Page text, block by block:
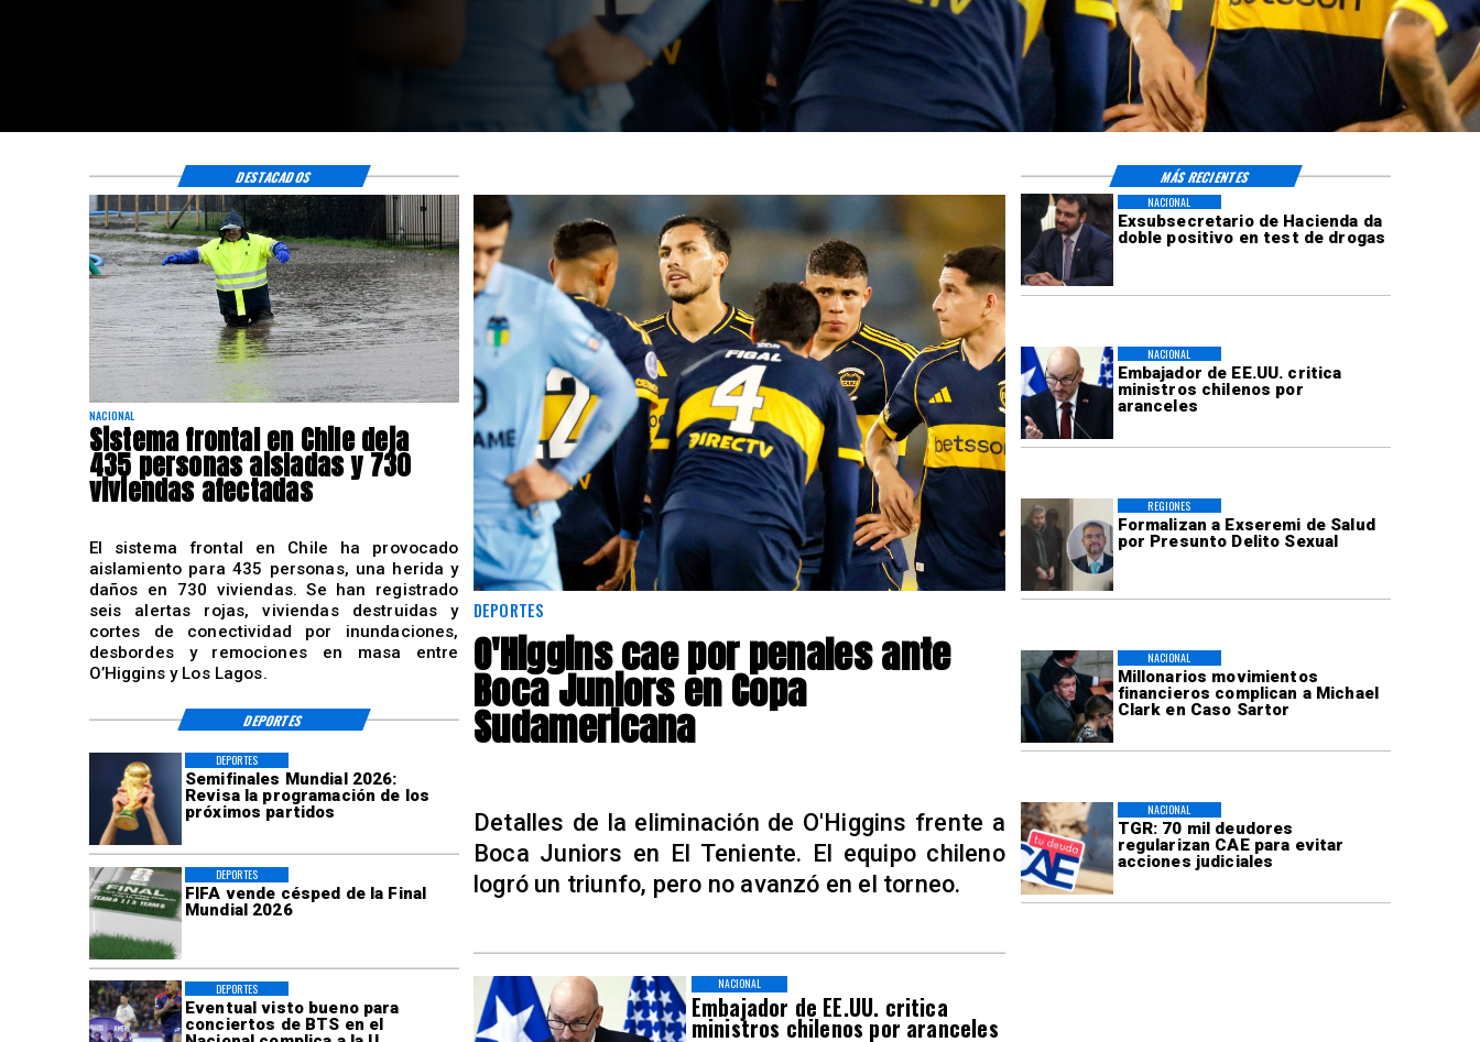
Exsubsecretario de Hacienda da
doble positivo en test de drogas
NACIONAL
Embajador de EE.UU. critica
ministros chilenos por
aranceles
NACIONAL
Formalizan a Exseremi de Salud
por Presunto Delito Sexual
REGIONES
Millonarios movimientos
financieros complican a Michael
Clark en Caso Sartor
NACIONAL
TGR: 70 mil deudores
regularizan CAE para evitar
acciones judiciales
NACIONAL
Semifinales Mundial 2026:
Revisa la programación de los
próximos partidos
DEPORTES
FIFA vende césped de la Final
Mundial 2026
DEPORTES
Eventual visto bueno para
conciertos de BTS en el
DEPORTES
Embajador de EE.UU. critica
ministros chilenos por aranceles
NACIONAL
NACIONAL
Sistema frontal en Chile deja
435 personas aisladas y 730
viviendas afectadas
El sistema frontal en Chile ha provocado
aislamiento para 435 personas, una herida y
daños en 730 viviendas. Se han registrado
seis alertas rojas, viviendas destruidas y
cortes de conectividad por inundaciones,
desbordes y remociones en masa entre
O’Higgins y Los Lagos.
DEPORTES
O'Higgins cae por penales ante
Boca Juniors en Copa
Sudamericana
Detalles de la eliminación de O'Higgins frente a
Boca Juniors en El Teniente. El equipo chileno
logró un triunfo, pero no avanzó en el torneo.
DESTACADOS MÁS RECIENTES
DEPORTES